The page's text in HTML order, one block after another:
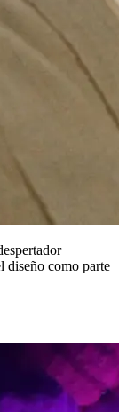
diseño como parte